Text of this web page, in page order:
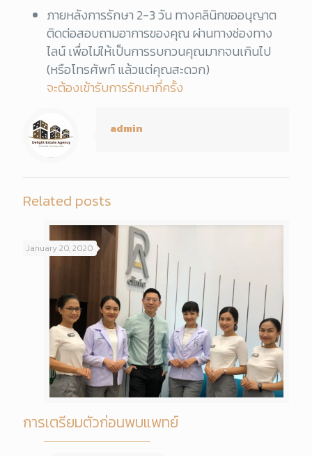
ภายหลังการรักษา 2-3 วัน ทางคลินิกขออนุญาต
ติดต่อสอบถามอาการของคุณ ผ่านทางช่องทาง
ไลน์ เพื่อไม่ให้เป็นการรบกวนคุณมากจนเกินไป
(หรือโทรศัพท์ แล้วแต่คุณสะดวก)
จะต้องเข้ารับการรักษากี่ครั้ง
admin
Related posts
January 20, 2020
การเตรียมตัวก่อนพบแพทย์